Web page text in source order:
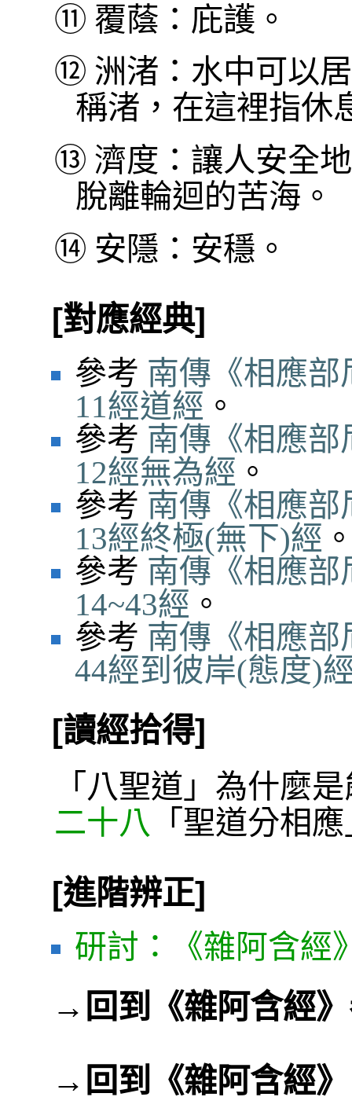
⑪ 覆蔭：庇護。
⑫ 洲渚：水中可以
稱渚，在這裡指休
⑬ 濟度：讓人安全
脫離輪迴的苦海。
⑭ 安隱：安穩。
[對應經典]
參考 南傳《相應部
11經道經 。
參考 南傳《相應部
12經無為經 。
參考 南傳《相應部
13經終極(無下)經
參考 南傳《相應部
14~43經 。
參考 南傳《相應部
44經到彼岸(態度)
[讀經拾得]
「八聖道」為什麼
二十八 「聖道分相
[進階辨正]
研討：《雜阿含經
→ 回到《雜阿含經
→ 回到《雜阿含經》